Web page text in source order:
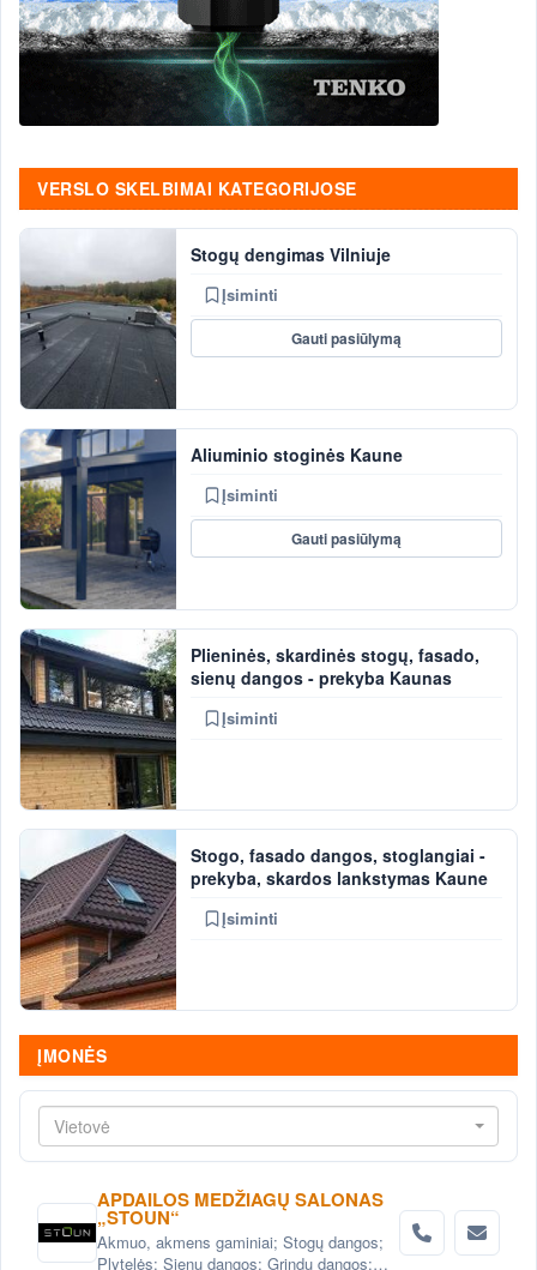
VERSLO SKELBIMAI KATEGORIJOSE
Stogų dengimas Vilniuje
Įsiminti
Gauti pasiūlymą
Aliuminio stoginės Kaune
Įsiminti
Gauti pasiūlymą
Plieninės, skardinės stogų, fasado,
sienų dangos - prekyba Kaunas
Įsiminti
Stogo, fasado dangos, stoglangiai -
prekyba, skardos lankstymas Kaune
Įsiminti
ĮMONĖS
Vietovė
APDAILOS MEDŽIAGŲ SALONAS
„STOUN“
Akmuo, akmens gaminiai; Stogų dangos;
Plytelės; Sienų dangos; Grindų dangos;